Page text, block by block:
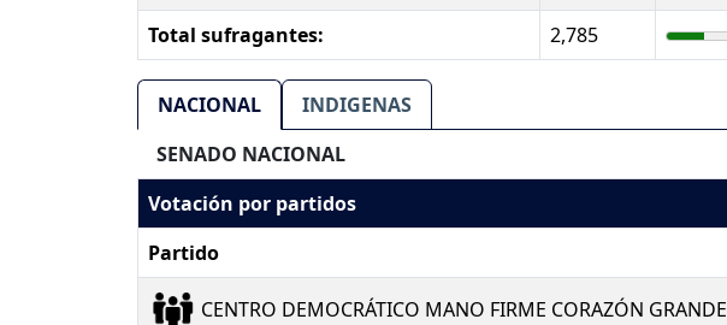
Total sufragantes:
2,785
NACIONAL
INDIGENAS
SENADO NACIONAL
Votación por partidos
Partido
CENTRO DEMOCRÁTICO MANO FIRME CORAZÓN GRANDE